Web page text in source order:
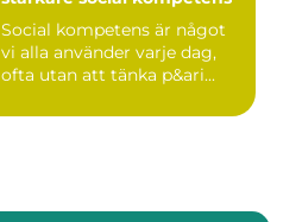
Social kompetens är något
vi alla använder varje dag,
ofta utan att tänka p&ari...